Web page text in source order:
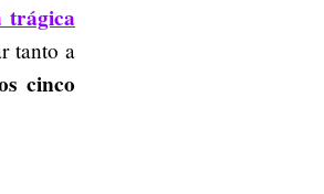
tanto a
cinco